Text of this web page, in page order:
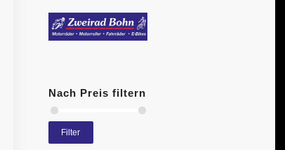
Nach Preis filtern
Filter